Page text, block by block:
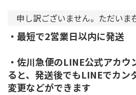
申し訳ございません。ただいま
・最短で2営業日以内に発送
・佐川急便のLINE公式アカウ
ると、発送後でもLINEでカン
変更などができます